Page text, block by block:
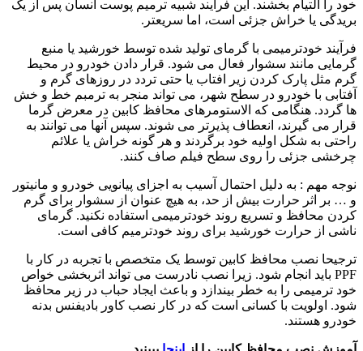
عدد
خود را التیام بخشند. این فرآیند شبیه ترمیم پوست انسان پس از یک
بریدگی یا خراش جزئی است، اما سریعتر.
فرآیند خودترمیمی با گرمای تولید شده توسط خورشید یا منبع
گرمایی مانند سشوار فعال می شود. قرار دادن خودرو در محیط
گرم مثل پارک کردن زیر افتاب یا حتی تردد در روزهای گرم و
آفتابی با خودرو در سطح شهر، می تواند منجر به ترمبم خط و خش
ها گردد. هنگامی که الاستومرهای محافظ کابین در معرض گرما
قرار می گیرند، انعطاف پذیرتر می شوند. سپس آنها می توانند به
راحتی به شکل اولیه خود برگردند و هر گونه خراش یا علائم
چرخشی جزئی را روی سطح فیلم صاف کنند.
نوجه مهم : به دلیل احتمال آسیب به اجزای پیانویی خودرو و مانیتور
و … بر اثر حرارت بیش از حد، به هیچ عنوان از سشوار برای گرم
کردن محافظ و تسریع روند خودترمیمی استفاده نکنید. گرمای
ناشی از حرارت خورشید برای روند خودترمیم کافی است.
ترجیحا نصب محافظ کابین توسط یک متخصص با تجربه در کار با
PPF باید انجام شود. زیرا نصب نادرست می تواند اثربخشی خواص
خود ترمیمی را به خطر بیندازد و باعث ایجاد حباب در زیر محافظ
شود. اولویت با کسانی است که در کار نصب کاور بادیفنس بدنه
خودرو هستند.